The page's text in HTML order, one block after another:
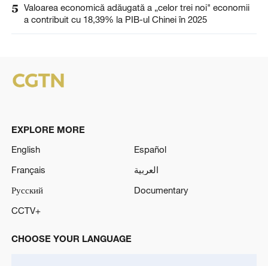
5 Valoarea economică adăugată a „celor trei noi" economii
a contribuit cu 18,39% la PIB-ul Chinei în 2025
EXPLORE MORE
English
Español
Français
العربية
Русский
Documentary
CCTV+
CHOOSE YOUR LANGUAGE